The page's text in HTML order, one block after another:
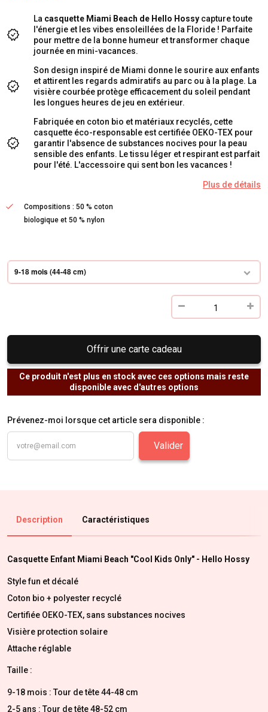
La casquette Miami Beach de Hello Hossy capture toute
l'énergie et les vibes ensoleillées de la Floride ! Parfaite
pour mettre de la bonne humeur et transformer chaque
journée en mini-vacances.
Son design inspiré de Miami donne le sourire aux enfants
et attirent les regards admiratifs au parc ou à la plage. La
visière courbée protège efficacement du soleil pendant
les longues heures de jeu en extérieur.
Fabriquée en coton bio et matériaux recyclés, cette
casquette éco-responsable est certifiée OEKO-TEX pour
garantir l'absence de substances nocives pour la peau
sensible des enfants. Le tissu léger et respirant est parfait
pour l'été. L'accessoire qui sent bon les vacances !
Plus de détails
Compositions : 50 % coton
biologique et 50 % nylon
9-18 mois (44-48 cm)
Offrir une carte cadeau
Ce produit n'est plus en stock avec ces options mais reste
disponible avec d'autres options
Prévenez-moi lorsque cet article sera disponible :
Valider
Description Caractéristiques
Casquette Enfant Miami Beach "Cool Kids Only" - Hello Hossy
Style fun et décalé
Coton bio + polyester recyclé
Certifiée OEKO-TEX, sans substances nocives
Visière protection solaire
Attache réglable
Taille :
9-18 mois : Tour de tête 44-48 cm
2-5 ans : Tour de tête 48-52 cm